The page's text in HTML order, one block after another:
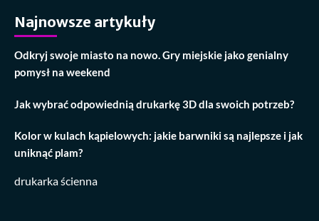
Najnowsze artykuły
Odkryj swoje miasto na nowo. Gry miejskie jako genialny
pomysł na weekend
Jak wybrać odpowiednią drukarkę 3D dla swoich potrzeb?
Kolor w kulach kąpielowych: jakie barwniki są najlepsze i jak
uniknąć plam?
drukarka ścienna